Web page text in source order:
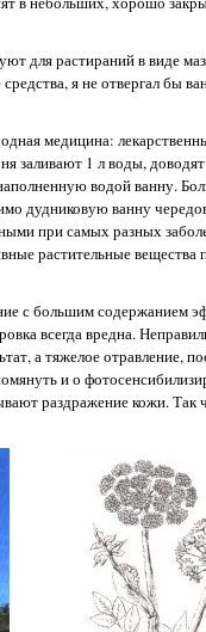
для растираний в виде
я не отвергал бы
медицина:
заливают 1 л воды,
водой ванну.
дудниковую ванну
при самых разных
растительные
с большим содержанием
всегда вредна.
а тяжелое отравление,
и о
раздражение кожи.